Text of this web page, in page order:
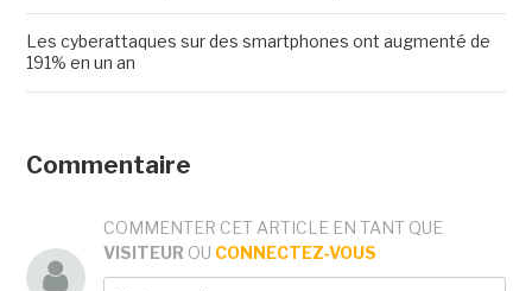
Les cyberattaques sur des smartphones ont augmenté de
191% en un an
Commentaire
COMMENTER CET ARTICLE EN TANT QUE
VISITEUR OU CONNECTEZ-VOUS